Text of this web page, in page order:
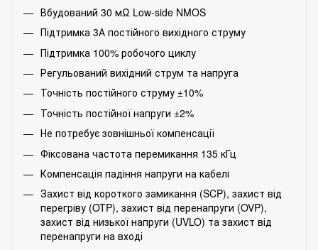
Вбудований 30 мΩ Low-side NMOS
Підтримка 3А постійного вихідного струму
Підтримка 100% робочого циклу
Регульований вихідний струм та напруга
Точність постійного струму ±10%
Точність постійної напруги ±2%
Не потребує зовнішньої компенсації
Фіксована частота перемикання 135 кГц
Компенсація падіння напруги на кабелі
Захист від короткого замикання (SCP), захист від
перегріву (OTP), захист від перенапруги (OVP),
захист від низької напруги (UVLO) та захист від
перенапруги на вході